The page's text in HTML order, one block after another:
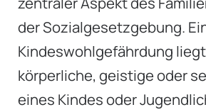
der Sozialgesetzgebung.
Kindeswohlgefährdung
körperliche, geistige oder
eines Kindes oder